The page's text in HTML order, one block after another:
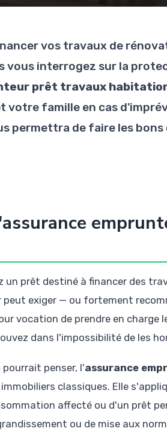
vos travaux de
vous interrogez sur la
prêt travaux
famille en cas
permettra de faire les
un prêt destiné à financer des
exiger — ou fortement
vocation de prendre en
dans l'impossibilité de les
penser, l'assurance
classiques. Elle
affecté ou d'un prêt
ou de mise aux